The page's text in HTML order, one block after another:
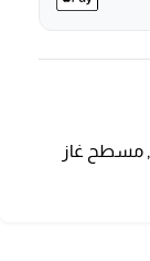
, مسطح غاز